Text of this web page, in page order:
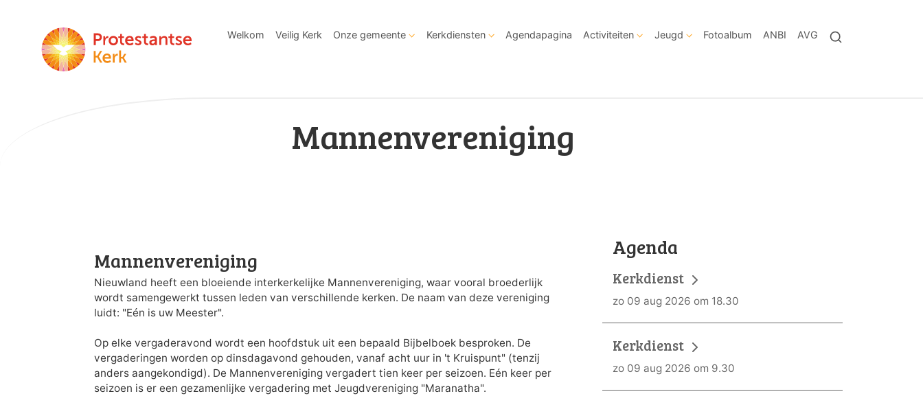
Welkom Veilig Kerk Onze gemeente Kerkdiensten Agendapagina Activiteiten Jeugd Fotoalbum ANBI AVG
Mannenvereniging
Mannenvereniging
Nieuwland heeft een bloeiende interkerkelijke Mannenvereniging, waar vooral broederlijk
wordt sa­mengewerkt tussen leden van verschillende kerken. De naam van deze vereniging
luidt: "Eén is uw Meester".
Op elke vergaderavond wordt een hoofdstuk uit een bepaald Bijbelboek besproken. De
vergaderin­gen worden op dinsdagavond gehouden, vanaf acht uur in 't Kruispunt" (tenzij
anders aangekondigd). De Mannenvereniging vergadert tien keer per seizoen. Eén keer per
seizoen is er een geza­menlijke vergadering met Jeugdvereniging "Maranatha".
Agenda
Kerkdienst
zo 09 aug 2026 om 18.30
Kerkdienst
zo 09 aug 2026 om 9.30